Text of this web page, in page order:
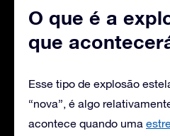
O que é a
que
Esse tipo de explosão
“nova”, é algo
acontece quando uma